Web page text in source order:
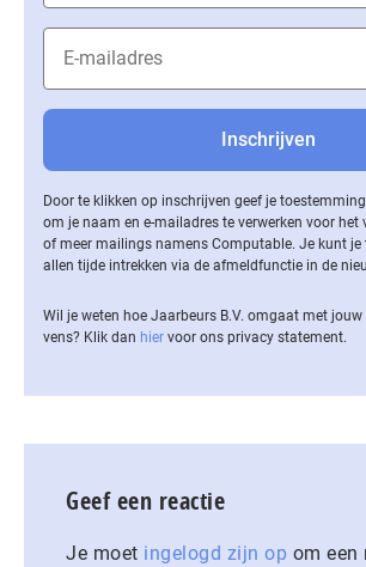
Door te klikken op inschrijven geef je
om je naam en e-mailadres te verwerken voor het
of meer mailings namens Computable. Je kunt
allen tijde intrekken via de af­meld­func­tie in de
Wil je weten hoe Jaarbeurs B.V. omgaat met
vens? Klik dan hier voor ons privacy statement.
Geef een reactie
Je moet ingelogd zijn op om een